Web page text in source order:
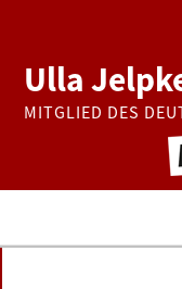
Ulla
MITGLIED DES